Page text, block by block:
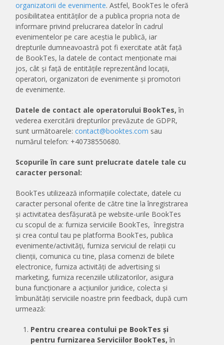
organizatorii de evenimente. Astfel, BookTes le oferă
posibilitatea entităților de a publica propria nota de
informare privind prelucrarea datelor în cadrul
evenimentelor pe care aceștia le publică, iar
drepturile dumneavoastră pot fi exercitate atât față
de BookTes, la datele de contact menționate mai
jos, cât și față de entitățile reprezentând locații,
operatori, organizatori de evenimente și promotori
de evenimente.
Datele de contact ale operatorului BookTes,în
vederea exercitării drepturilor prevăzute de GDPR,
sunt următoarele:contact@booktes.com sau
numărul telefon: +40738550680.
Scopurile în care sunt prelucrate datele tale cu
caracter personal:
BookTes utilizează informațiile colectate, datele cu
caracter personal oferite de către tine la înregistrarea
și activitatea desfășurată pe website-urile BookTes
cu scopul de a: furniza serviciile BookTes, înregistra
și crea contul tau pe platforma BookTes, publica
evenimente/activități, furniza serviciul de relații cu
clienții, comunica cu tine, plasa comenzi de bilete
electronice, furniza activități de advertising si
marketing, furniza recenziile utilizatorilor, asigura
buna funcționare a acțiunilor juridice, colecta și
îmbunătăți serviciile noastre prin feedback, după cum
urmează:
Pentru crearea contului pe BookTes și
pentru furnizarea Serviciilor BookTes,în